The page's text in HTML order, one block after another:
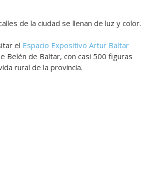
de la ciudad se llenan de luz y color.
el Espacio Expositivo Artur Baltar
Belén de Baltar, con casi 500 figuras
rural de la provincia.